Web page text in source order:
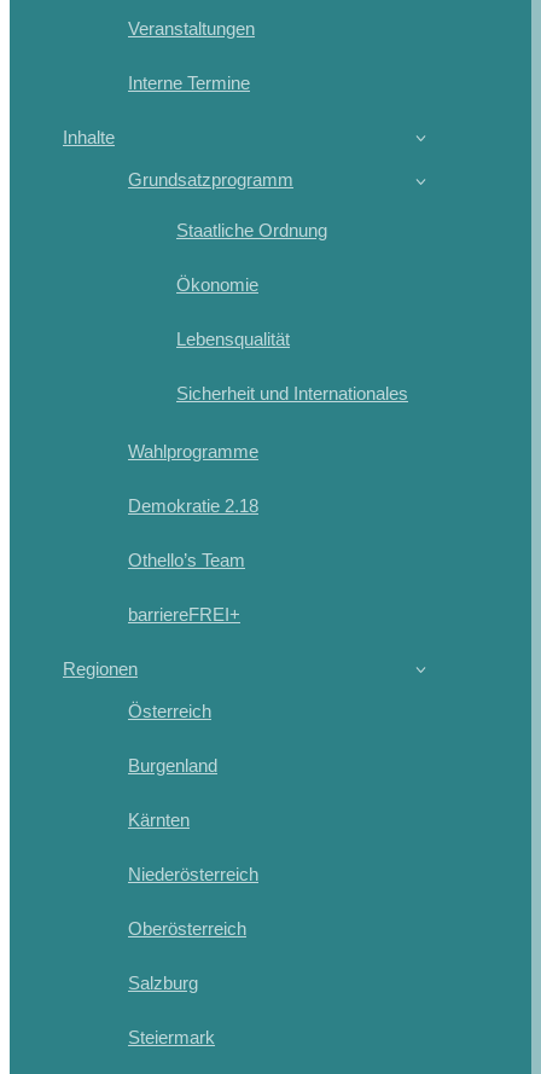
Veranstaltungen
Interne Termine
Inhalte
Grundsatzprogramm
Staatliche Ordnung
Ökonomie
Lebensqualität
Sicherheit und Internationales
Wahlprogramme
Demokratie 2.18
Othello’s Team
barriereFREI+
Regionen
Österreich
Burgenland
Kärnten
Niederösterreich
Oberösterreich
Salzburg
Steiermark